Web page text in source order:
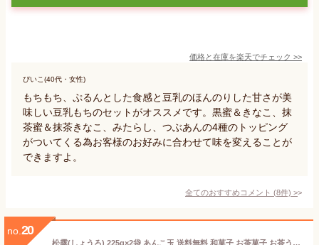
価格と在庫を楽天でチェック >>
ぴいこ(40代・女性)
もちもち、ぷるんとした食感と豆乳のほんのりした甘さが美
味しい豆乳もちのセットがオススメです。黒蜜＆きなこ、抹
茶蜜＆抹茶きなこ、みたらし、つぶあんの4種のトッピング
がついてくる為お客様のお好みに合わせて味を変えることが
できますよ。
全てのおすすめコメント (8件) >
no. 20
松露(しょうろ) 225g×2袋 あんこ玉 送料無料 和菓子 お茶菓子 お茶うけ あんこ あん玉 一口サイズ 母の日 父の日 敬老の日 御中元 御歳暮 御年始 御年賀 メール便